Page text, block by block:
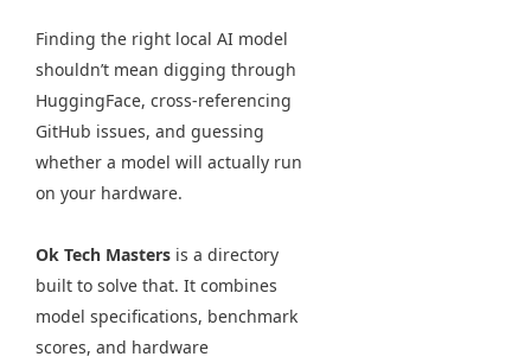
Finding the right local AI model
shouldn’t mean digging through
HuggingFace, cross-referencing
GitHub issues, and guessing
whether a model will actually run
on your hardware.
Ok Tech Masters is a directory
built to solve that. It combines
model specifications, benchmark
scores, and hardware